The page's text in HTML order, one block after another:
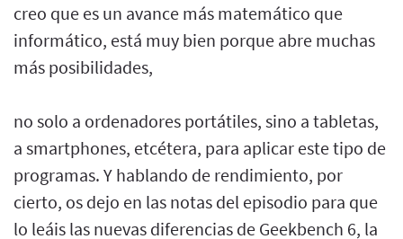
creo que es un avance más matemático que
informático, está muy bien porque abre muchas
más posibilidades,
no solo a ordenadores portátiles, sino a tabletas,
a smartphones, etcétera, para aplicar este tipo de
programas. Y hablando de rendimiento, por
cierto, os dejo en las notas del episodio para que
lo leáis las nuevas diferencias de Geekbench 6, la